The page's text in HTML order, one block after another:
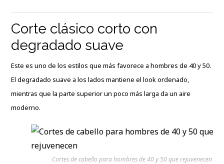
Corte clásico corto con
degradado suave
Este es uno de los estilos que más favorece a hombres de 40 y 50.
El degradado suave a los lados mantiene el look ordenado,
mientras que la parte superior un poco más larga da un aire
moderno.
Cortes de cabello para hombres de 40 y 50 que rejuvenecen